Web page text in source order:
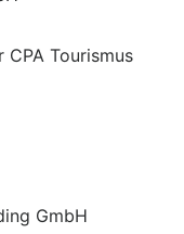
CPA Tourismus
GmbH